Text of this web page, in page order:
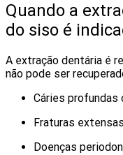
Quando a
do siso é
A extração dentária é
não pode ser
Cáries profundas
Fraturas
Doenças